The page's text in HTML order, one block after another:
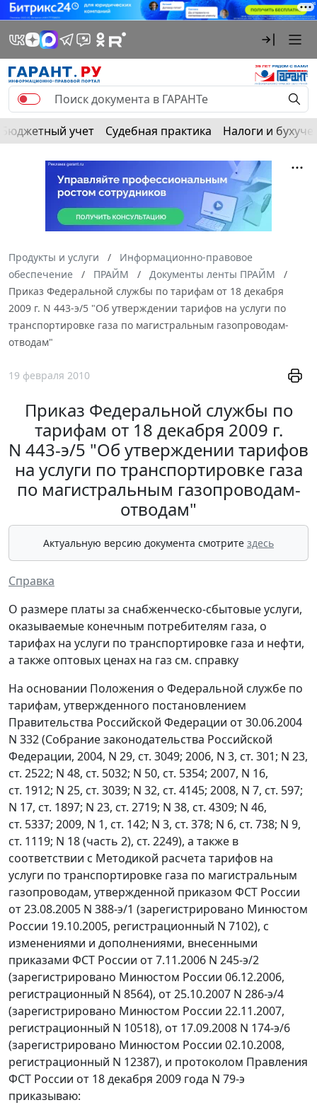
Бюджетный учет Судебная практика Налоги и
Продукты и услуги
Информационно-правовое
обеспечение
ПРАЙМ
Документы ленты ПРАЙМ
Приказ Федеральной службы по тарифам от 18 декабря
2009 г. N 443-э/5 "Об утверждении тарифов на услуги по
транспортировке газа по магистральным газопроводам-
отводам"
19 февраля 2010
Приказ Федеральной службы по
тарифам от 18 декабря 2009 г.
N 443-э/5 "Об утверждении тарифов
на услуги по транспортировке газа
по магистральным газопроводам-
отводам"
Актуальную версию документа смотрите здесь
Справка
О размере платы за снабженческо-сбытовые услуги,
оказываемые конечным потребителям газа, о
тарифах на услуги по транспортировке газа и нефти,
а также оптовых ценах на газ см. справку
На основании Положения о Федеральной службе по
тарифам, утвержденного постановлением
Правительства Российской Федерации от 30.06.2004
N 332 (Собрание законодательства Российской
Федерации, 2004, N 29, ст. 3049; 2006, N 3, ст. 301; N 23,
ст. 2522; N 48, ст. 5032; N 50, ст. 5354; 2007, N 16,
ст. 1912; N 25, ст. 3039; N 32, ст. 4145; 2008, N 7, ст. 597;
N 17, ст. 1897; N 23, ст. 2719; N 38, ст. 4309; N 46,
ст. 5337; 2009, N 1, ст. 142; N 3, ст. 378; N 6, ст. 738; N 9,
ст. 1119; N 18 (часть 2), ст. 2249), а также в
соответствии с Методикой расчета тарифов на
услуги по транспортировке газа по магистральным
газопроводам, утвержденной приказом ФСТ России
от 23.08.2005 N 388-э/1 (зарегистрировано Минюстом
России 19.10.2005, регистрационный N 7102), с
изменениями и дополнениями, внесенными
приказами ФСТ России от 7.11.2006 N 245-э/2
(зарегистрировано Минюстом России 06.12.2006,
регистрационный N 8564), от 25.10.2007 N 286-э/4
(зарегистрировано Минюстом России 22.11.2007,
регистрационный N 10518), от 17.09.2008 N 174-э/6
(зарегистрировано Минюстом России 02.10.2008,
регистрационный N 12387), и протоколом Правления
ФСТ России от 18 декабря 2009 года N 79-э
приказываю: